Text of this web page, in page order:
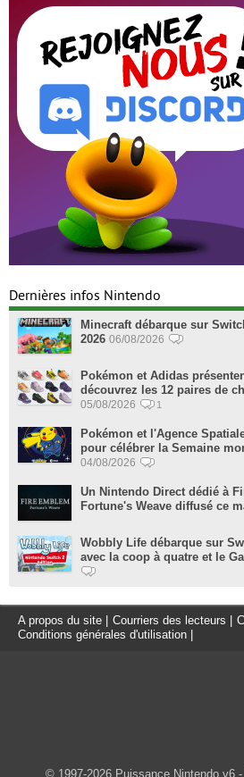
Dernières infos Nintendo
Minecraft débarque sur
2026 06/08/2026
Pokémon et Adidas
découvrez les 12 paires de
05/08/2026 1
Pokémon et l'Agence
pour célébrer la Semaine
04/08/2026
Un Nintendo Direct dédié à
Fortune's Weave diffusé ce
Wobbly Life débarque sur
avec la coop à quatre et le
A propos du site | Courriers des lecteurs |
Conditions générales d'utilisation |
© 1997-2026 Puissance Nintendo v6 -